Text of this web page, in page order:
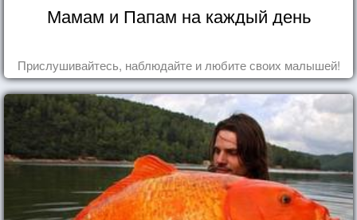
Мамам и Папам на каждый день
Прислушивайтесь, наблюдайте и любите своих малышей!